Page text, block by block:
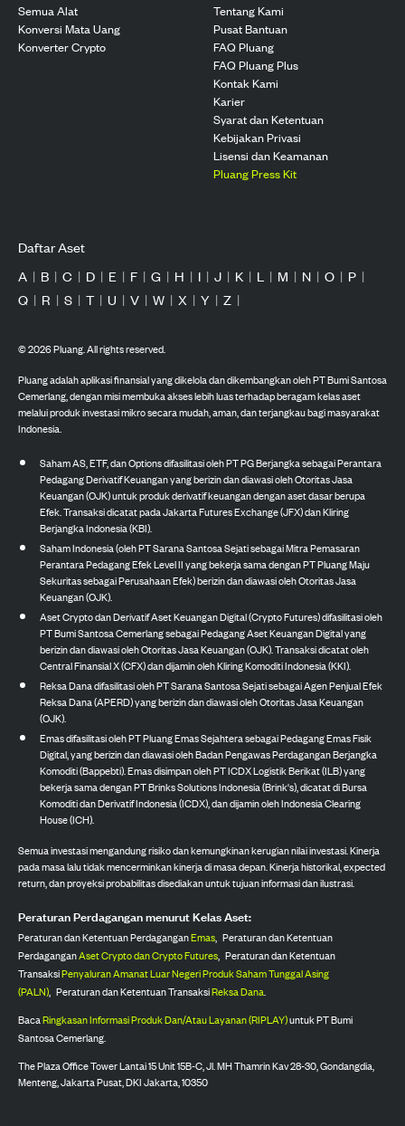
Semua Alat
Konversi Mata Uang
Konverter Crypto
Tentang Kami
Pusat Bantuan
FAQ Pluang
FAQ Pluang Plus
Kontak Kami
Karier
Syarat dan Ketentuan
Kebijakan Privasi
Lisensi dan Keamanan
Pluang Press Kit
Daftar Aset
A | B | C | D | E | F | G | H | I | J | K | L | M | N | O | P |
Q | R | S | T | U | V | W | X | Y | Z |
©2026Pluang. All rights reserved.
Pluang adalah aplikasi finansial yang dikelola dan dikembangkan oleh PT Bumi Santosa
Cemerlang, dengan misi membuka akses lebih luas terhadap beragam kelas aset
melalui produk investasi mikro secara mudah, aman, dan terjangkau bagi masyarakat
Indonesia.
Saham AS, ETF, dan Options difasilitasi oleh PT PG Berjangka sebagai Perantara
Pedagang Derivatif Keuangan yang berizin dan diawasi oleh Otoritas Jasa
Keuangan (OJK) untuk produk derivatif keuangan dengan aset dasar berupa
Efek. Transaksi dicatat pada Jakarta Futures Exchange (JFX) dan Kliring
Berjangka Indonesia (KBI).
Saham Indonesia (oleh PT Sarana Santosa Sejati sebagai Mitra Pemasaran
Perantara Pedagang Efek Level II yang bekerja sama dengan PT Pluang Maju
Sekuritas sebagai Perusahaan Efek) berizin dan diawasi oleh Otoritas Jasa
Keuangan (OJK).
Aset Crypto dan Derivatif Aset Keuangan Digital (Crypto Futures) difasilitasi oleh
PT Bumi Santosa Cemerlang sebagai Pedagang Aset Keuangan Digital yang
berizin dan diawasi oleh Otoritas Jasa Keuangan (OJK). Transaksi dicatat oleh
Central Finansial X (CFX) dan dijamin oleh Kliring Komoditi Indonesia (KKI).
Reksa Dana difasilitasi oleh PT Sarana Santosa Sejati sebagai Agen Penjual Efek
Reksa Dana (APERD) yang berizin dan diawasi oleh Otoritas Jasa Keuangan
(OJK).
Emas difasilitasi oleh PT Pluang Emas Sejahtera sebagai Pedagang Emas Fisik
Digital, yang berizin dan diawasi oleh Badan Pengawas Perdagangan Berjangka
Komoditi (Bappebti). Emas disimpan oleh PT ICDX Logistik Berikat (ILB) yang
bekerja sama dengan PT Brinks Solutions Indonesia (Brink's), dicatat di Bursa
Komoditi dan Derivatif Indonesia (ICDX), dan dijamin oleh Indonesia Clearing
House (ICH).
Semua investasi mengandung risiko dan kemungkinan kerugian nilai investasi. Kinerja
pada masa lalu tidak mencerminkan kinerja di masa depan. Kinerja historikal, expected
return, dan proyeksi probabilitas disediakan untuk tujuan informasi dan ilustrasi.
Peraturan Perdagangan menurut Kelas Aset:
Peraturan dan Ketentuan PerdaganganEmas, Peraturan dan Ketentuan
PerdaganganAset Crypto dan Crypto Futures, Peraturan dan Ketentuan
TransaksiPenyaluran Amanat Luar Negeri Produk Saham Tunggal Asing
(PALN), Peraturan dan Ketentuan TransaksiReksa Dana.
BacaRingkasan Informasi Produk Dan/Atau Layanan (RIPLAY)untuk PT Bumi
Santosa Cemerlang.
The Plaza Office Tower Lantai 15 Unit 15B-C, Jl. MH Thamrin Kav 28-30, Gondangdia,
Menteng, Jakarta Pusat, DKI Jakarta, 10350